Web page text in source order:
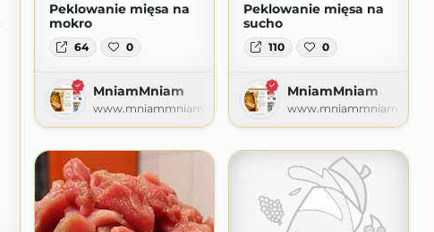
Peklowanie mięsa na
mokro
64 0
MniamMniam
www.mniammniam.com
Peklowanie mięsa na
sucho
110 0
MniamMniam
www.mniammniam.com